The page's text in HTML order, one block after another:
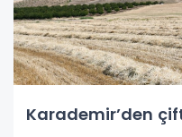
Karademir’den